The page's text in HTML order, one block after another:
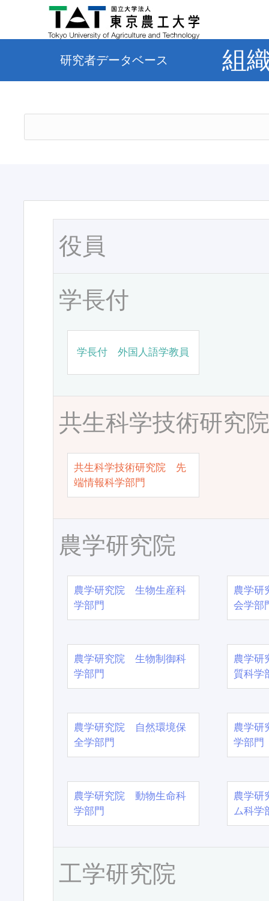
研究者データベース 組
役員
学長付
学長付 外国人語学教員
共生科学技術研究
共生科学技術研究院 先
端情報科学部門
農学研究院
農学研究院 生物生産科
学部門
農学
会学部
農学研究院 生物制御科
学部門
農学
質科学
農学研究院 自然環境保
全学部門
農学
学部門
農学研究院 動物生命科
学部門
農学
ム科学
工学研究院